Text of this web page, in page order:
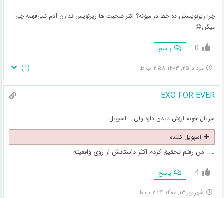
چرا زیرنویسش ده خط در میونه؟ اکثر صحبت ها زیرنویس ندارن آدم نمی‌فهمه چی
میگن😐
0 پاسخ
مرداد ۲۵, ۱۴۰۳ ۲:۵۸ ب.ظ (
1
)
EXO FOR EVER
سریال خوبه ارزش دیدن داره ولی ….اسپویل ….
اسپویل کننده
….. من رفتم تحقیق کردم اکثر داستانش از روی واقعیته
4 پاسخ
شهریور ۱۳, ۱۴۰۰ ۲:۲۴ ب.ظ